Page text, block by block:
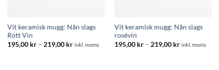
Vit keramisk mugg: Nån slags
Rött Vin
195,00 kr – 219,00 krPrisintervall:
inkl. moms
Vit keramisk mugg: Nån slags
rosévin
195,00 kr – 219,00 krPrisintervall:
inkl. moms